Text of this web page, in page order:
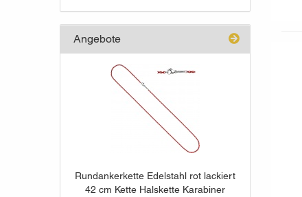
Angebote
Rundankerkette Edelstahl rot lackiert
42 cm Kette Halskette Karabiner